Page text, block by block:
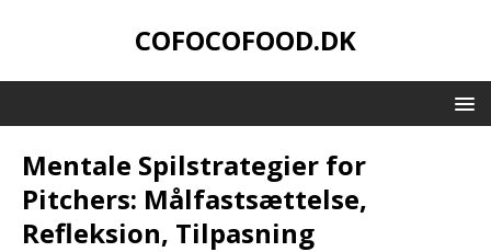
COFOCOFOOD.DK
Mentale Spilstrategier for
Pitchers: Målfastsættelse,
Refleksion, Tilpasning